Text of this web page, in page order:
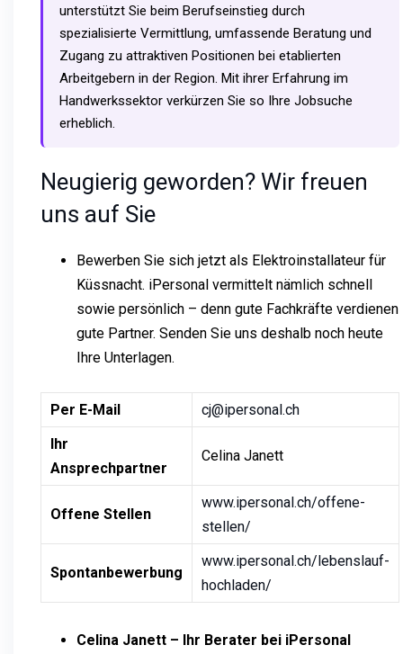
unterstützt Sie beim Berufseinstieg durch
spezialisierte Vermittlung, umfassende Beratung und
Zugang zu attraktiven Positionen bei etablierten
Arbeitgebern in der Region. Mit ihrer Erfahrung im
Handwerkssektor verkürzen Sie so Ihre Jobsuche
erheblich.
Neugierig geworden? Wir freuen
uns auf Sie
Bewerben Sie sich jetzt als Elektroinstallateur für
Küssnacht. iPersonal vermittelt nämlich schnell
sowie persönlich – denn gute Fachkräfte verdienen
gute Partner. Senden Sie uns deshalb noch heute
Ihre Unterlagen.
Per E-Mail
cj@ipersonal.ch
Ihr
Ansprechpartner
Celina Janett
Offene Stellen
www.ipersonal.ch/offene-
stellen/
Spontanbewerbung
www.ipersonal.ch/lebenslauf-
hochladen/
Celina Janett – Ihr Berater bei iPersonal